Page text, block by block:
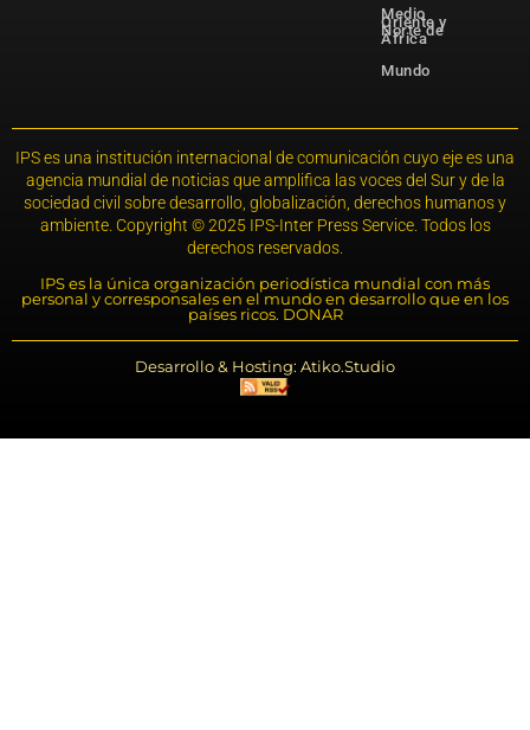
Medio
Oriente y
Norte de
África
Mundo
IPS es una institución internacional de comunicación cuyo eje es una
agencia mundial de noticias que amplifica las voces del Sur y de la
sociedad civil sobre desarrollo, globalización, derechos humanos y
ambiente. Copyright © 2025 IPS-Inter Press Service. Todos los
derechos reservados.
IPS es la única organización periodística mundial con más
personal y corresponsales en el mundo en desarrollo que en los
países ricos. DONAR
Desarrollo & Hosting: Atiko.Studio